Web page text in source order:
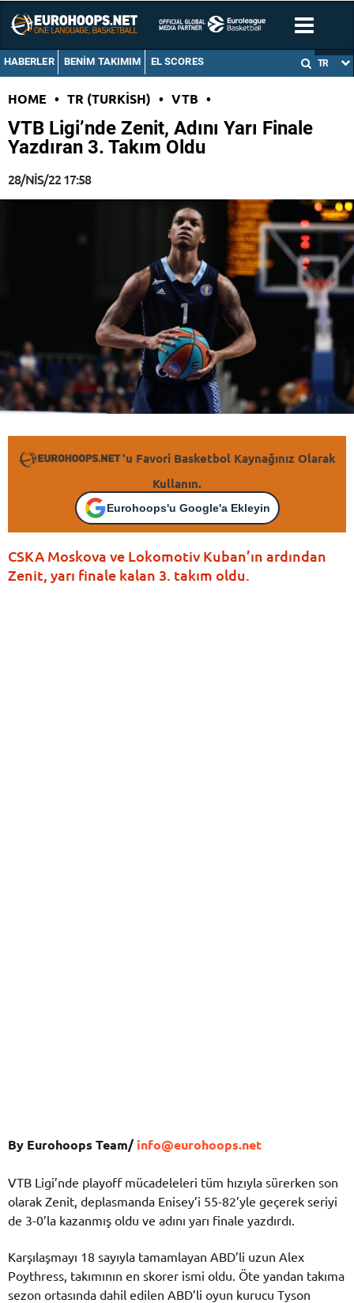
HABERLER BENIM TAKIMIM EL SCORES TR
HOME • TR (TURKISH) • VTB •
VTB Ligi’nde Zenit, Adını Yarı Finale
Yazdıran 3. Takım Oldu
28/NIS/22 17:58
'u Favori Basketbol Kaynağınız Olarak
Kullanın.
Eurohoops'u Google'a Ekleyin
CSKA Moskova ve Lokomotiv Kuban’ın ardından
Zenit, yarı finale kalan 3. takım oldu.
By Eurohoops Team/info@eurohoops.net
VTB Ligi’nde playoff mücadeleleri tüm hızıyla sürerken son
olarak Zenit, deplasmanda Enisey’i 55-82’yle geçerek seriyi
de 3-0’la kazanmış oldu ve adını yarı finale yazdırdı.
Karşılaşmayı 18 sayıyla tamamlayan ABD’li uzun Alex
Poythress, takımının en skorer ismi oldu. Öte yandan takıma
sezon ortasında dahil edilen ABD’li oyun kurucu Tyson